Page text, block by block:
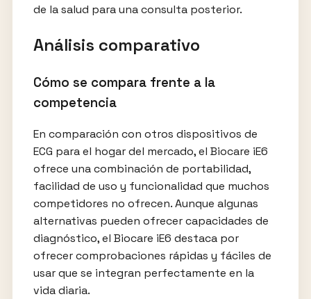
de la salud para una consulta posterior.
Análisis comparativo
Cómo se compara frente a la
competencia
En comparación con otros dispositivos de
ECG para el hogar del mercado, el Biocare iE6
ofrece una combinación de portabilidad,
facilidad de uso y funcionalidad que muchos
competidores no ofrecen. Aunque algunas
alternativas pueden ofrecer capacidades de
diagnóstico, el Biocare iE6 destaca por
ofrecer comprobaciones rápidas y fáciles de
usar que se integran perfectamente en la
vida diaria.